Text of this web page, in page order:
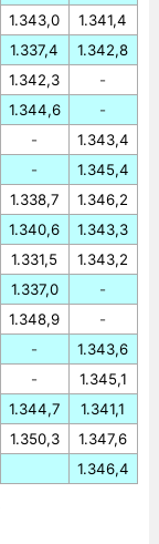
1.343,0
1.337,4
1.342,3
1.344,6
-
-
1.338,7
1.340,6
1.331,5
1.337,0
1.348,9
-
-
1.344,7
1.350,3
1.341,4
1.342,8
-
-
1.343,4
1.345,4
1.346,2
1.343,3
1.343,2
-
-
1.343,6
1.345,1
1.341,1
1.347,6
1.346,4